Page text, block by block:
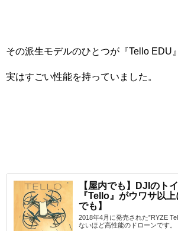
その派生モデルのひとつが『Tello EDU
実はすごい性能を持っていました。
【屋内でも】DJIのト
『Tello』がウワサ以
でも】
2018年4月に発売された”RYZE
ないほど高性能のドローンです。